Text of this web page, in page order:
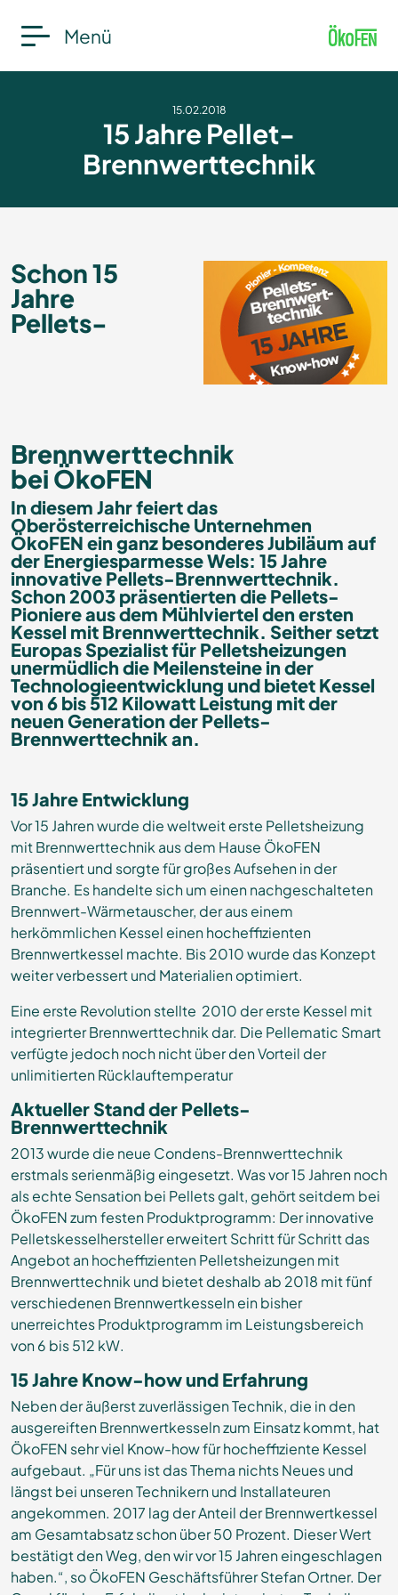
Menü
15.02.2018
15 Jahre Pellet-
Brennwerttechnik
Schon 15
Jahre
Pellets-
Brennwerttechnik
bei ÖkoFEN
In diesem Jahr feiert das
Oberösterreichische Unternehmen
ÖkoFEN ein ganz besonderes Jubiläum auf
der Energiesparmesse Wels: 15 Jahre
innovative Pellets-Brennwerttechnik.
Schon 2003 präsentierten die Pellets-
Pioniere aus dem Mühlviertel den ersten
Kessel mit Brennwerttechnik. Seither setzt
Europas Spezialist für Pelletsheizungen
unermüdlich die Meilensteine in der
Technologieentwicklung und bietet Kessel
von 6 bis 512 Kilowatt Leistung mit der
neuen Generation der Pellets-
Brennwerttechnik an.
15 Jahre Entwicklung
Vor 15 Jahren wurde die weltweit erste Pelletsheizung
mit Brennwerttechnik aus dem Hause ÖkoFEN
präsentiert und sorgte für großes Aufsehen in der
Branche. Es handelte sich um einen nachgeschalteten
Brennwert-Wärmetauscher, der aus einem
herkömmlichen Kessel einen hocheffizienten
Brennwertkessel machte. Bis 2010 wurde das Konzept
weiter verbessert und Materialien optimiert.
Eine erste Revolution stellte 2010 der erste Kessel mit
integrierter Brennwerttechnik dar. Die Pellematic Smart
verfügte jedoch noch nicht über den Vorteil der
unlimitierten Rücklauftemperatur
Aktueller Stand der Pellets-
Brennwerttechnik
2013 wurde die neue Condens-Brennwerttechnik
erstmals serienmäßig eingesetzt. Was vor 15 Jahren noch
als echte Sensation bei Pellets galt, gehört seitdem bei
ÖkoFEN zum festen Produktprogramm: Der innovative
Pelletskesselhersteller erweitert Schritt für Schritt das
Angebot an hocheffizienten Pelletsheizungen mit
Brennwerttechnik und bietet deshalb ab 2018 mit fünf
verschiedenen Brennwertkesseln ein bisher
unerreichtes Produktprogramm im Leistungsbereich
von 6 bis 512 kW.
15 Jahre Know-how und Erfahrung
Neben der äußerst zuverlässigen Technik, die in den
ausgereiften Brennwertkesseln zum Einsatz kommt, hat
ÖkoFEN sehr viel Know-how für hocheffiziente Kessel
aufgebaut. „Für uns ist das Thema nichts Neues und
längst bei unseren Technikern und Installateuren
angekommen. 2017 lag der Anteil der Brennwertkessel
am Gesamtabsatz schon über 50 Prozent. Dieser Wert
bestätigt den Weg, den wir vor 15 Jahren eingeschlagen
haben.“, so ÖkoFEN Geschäftsführer Stefan Ortner. Der